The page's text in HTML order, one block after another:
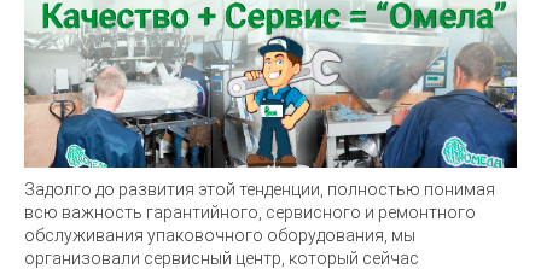
Задолго до развития этой тенденции, полностью понимая
всю важность гарантийного, сервисного и ремонтного
обслуживания упаковочного оборудования, мы
организовали сервисный центр, который сейчас